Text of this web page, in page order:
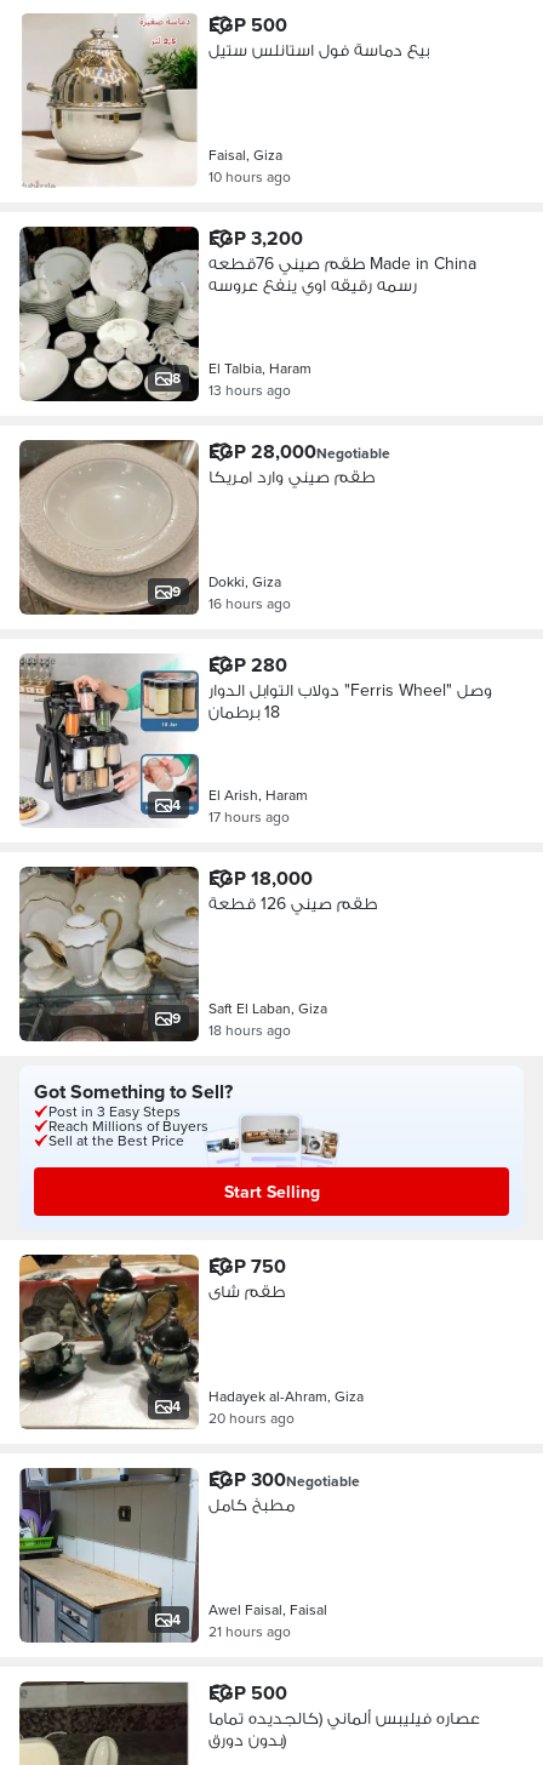
EGP 500
بيع دماسة فول استانلس ستيل
Faisal, Giza
10 hours ago
8
EGP 3,200
طقم صيني 76قطعه Made in China
رسمه رقيقه اوي ينفع عروسه
El Talbia, Haram
13 hours ago
9
EGP 28,000Negotiable
طقم صيني وارد امريكا
Dokki, Giza
16 hours ago
4
EGP 280
دولاب التوابل الدوار "Ferris Wheel" وصل
18 برطمان
El Arish, Haram
17 hours ago
9
EGP 18,000
طقم صيني 126 قطعة
Saft El Laban, Giza
18 hours ago
Got Something to Sell?
Post in 3 Easy Steps
Reach Millions of Buyers
Sell at the Best Price
Start Selling
4
EGP 750
طقم شاى
Hadayek al-Ahram, Giza
20 hours ago
4
EGP 300Negotiable
مطبخ كامل
Awel Faisal, Faisal
21 hours ago
EGP 500
عصاره فيليبس ألماني (كالجديده تماما
بدون دورق)